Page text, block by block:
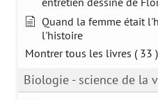
Quand la femme était
l'histoire
Montrer tous les livres ( 33 )
Biologie - science de la